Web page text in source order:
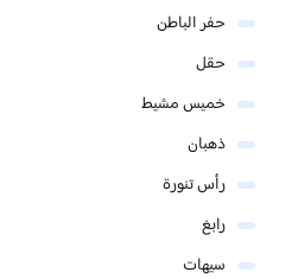
حفر الباطن
حقل
خميس مشيط
ذهبان
رأس تنورة
رابغ
سيهات